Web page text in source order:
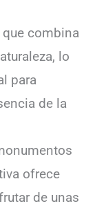
que combina
lo
para
de la
ofrece
de unas